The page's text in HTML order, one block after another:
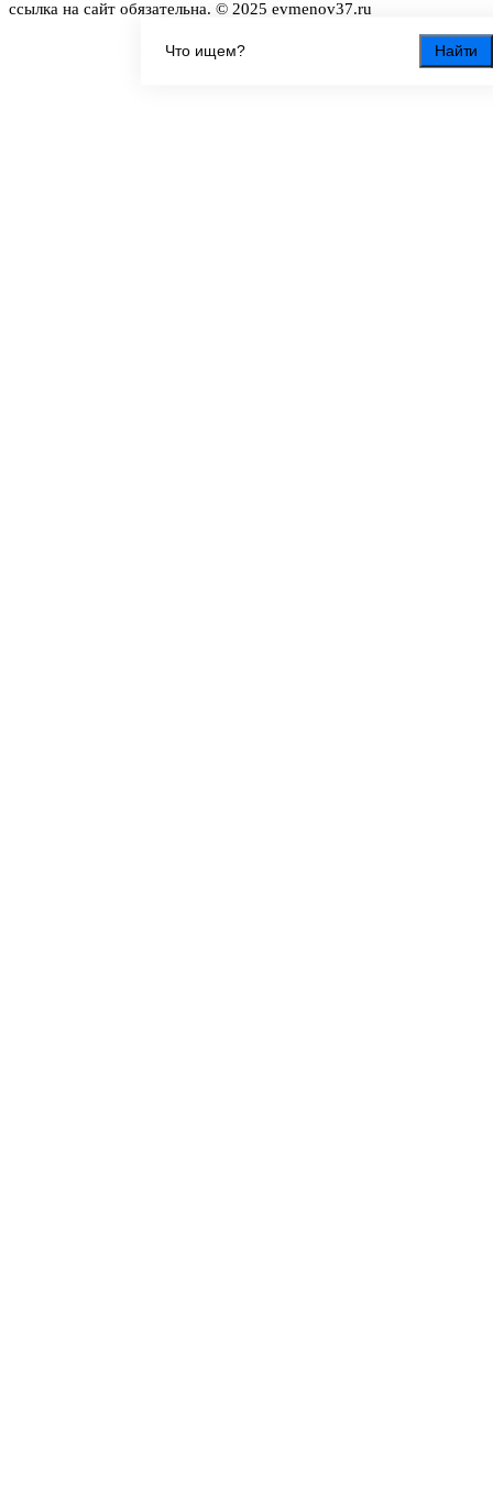
Найти
ссылка на сайт обязательна. © 2025 evmenov37.ru